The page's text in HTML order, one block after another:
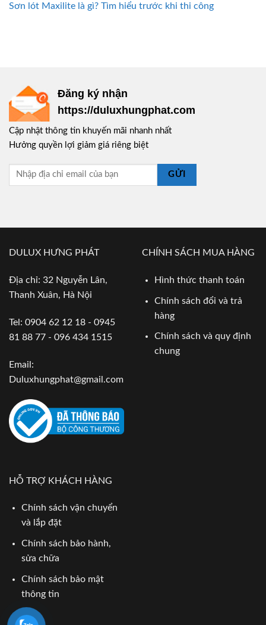
Sơn lót Maxilite là gì? Tìm hiểu trước khi thi công
Đăng ký nhận
https://duluxhungphat.com
Cập nhật thông tin khuyến mãi nhanh nhất
Hưởng quyền lợi giảm giá riêng biệt
GỬI
DULUX HƯNG PHÁT
Địa chỉ: 32 Nguyễn Lân,
Thanh Xuân, Hà Nội
Tel: 0904 62 12 18 - 0945
81 88 77 - 096 434 1515
Email:
Duluxhungphat@gmail.com
CHÍNH SÁCH MUA HÀNG
Hình thức thanh toán
Chính sách đổi và trả
hàng
Chính sách và quy định
chung
HỖ TRỢ KHÁCH HÀNG
Chính sách vận chuyển
và lắp đặt
Chính sách bảo hành,
sửa chữa
Chính sách bảo mật
thông tin